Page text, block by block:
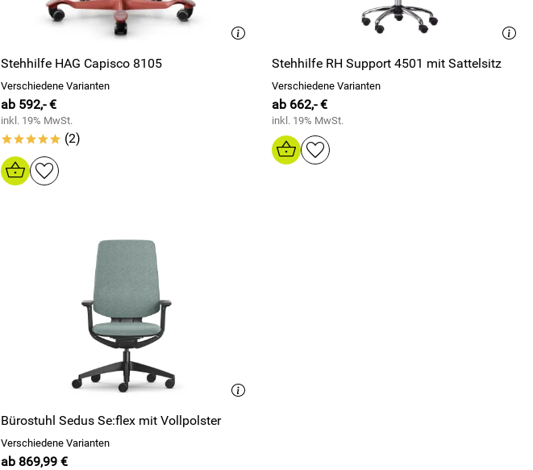
Stehhilfe HAG Capisco 8105
Verschiedene Varianten
ab 592,- €
inkl. 19% MwSt.
***** (2)
Stehhilfe RH Support 4501 mit Sattelsitz
Verschiedene Varianten
ab 662,- €
inkl. 19% MwSt.
Bürostuhl Sedus Se:flex mit Vollpolster
Verschiedene Varianten
ab 869,99 €